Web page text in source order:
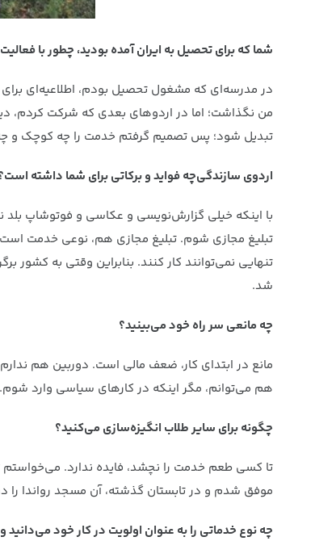
شما که برای تحصیل به ایران آمده بودید، چطور با
در مدرسه‌ای که مشغول تحصیل بودم، اطلاعیه‌ای
من نگذاشت؛ اما در اردوهای بعدی که شرکت کردم،
تبدیل شود؛ پس تصمیم گرفتم خدمت را چه کوچک و چه
اردوی سازندگی‌چه فواید و برکاتی برای شما داشته
با اینکه خیلی گزارش‌نویسی و عکاسی و فوتوشاپ
تبلیغ مجازی شوم. تبلیغ مجازی هم، نوعی خدمت
تنهایی نمی‌توانند کار کنند. بنابراین وقتی به
شد.
چه مانعی سر راه خود می‌بینید؟
مانع در ابتدای کار، ضعف مالی است. دوربین هم
هم می‌توانم، مگر اینکه در کارهای سیاسی وارد شوم.
چگونه برای سایر طلاب انگیزه‌سازی می‌کنید؟
تا کسی طعم خدمت را نچشد، فایده ندارد.
موفق شدم و در تابستان گذشته، آن مسجد رواندا را
چه نوع خدماتی را به عنوان اولویت در کار خود می‌دانید